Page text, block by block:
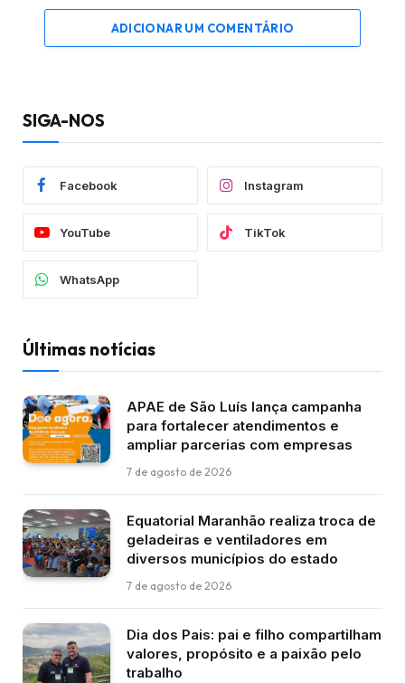
ADICIONAR UM COMENTÁRIO
SIGA-NOS
Facebook Instagram
YouTube TikTok
WhatsApp
Últimas notícias
APAE de São Luís lança campanha
para fortalecer atendimentos e
ampliar parcerias com empresas
7 de agosto de 2026
Equatorial Maranhão realiza troca de
geladeiras e ventiladores em
diversos municípios do estado
7 de agosto de 2026
Dia dos Pais: pai e filho compartilham
valores, propósito e a paixão pelo
trabalho